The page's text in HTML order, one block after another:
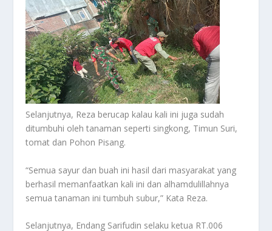
Selanjutnya, Reza berucap kalau kali ini juga sudah
ditumbuhi oleh tanaman seperti singkong, Timun Suri,
tomat dan Pohon Pisang.
“Semua sayur dan buah ini hasil dari masyarakat yang
berhasil memanfaatkan kali ini dan alhamdulillahnya
semua tanaman ini tumbuh subur,” Kata Reza.
Selanjutnya, Endang Sarifudin selaku ketua RT.006